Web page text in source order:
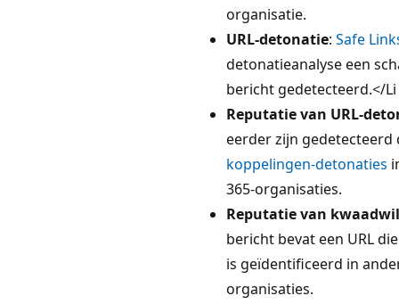
organisatie.
URL-detonatie: Safe
detonatieanalyse een
bericht gedetecteerd.</Li
Reputatie van URL-
eerder zijn
koppelingen-detonaties
365-organisaties.
Reputatie van
bericht bevat een URL
is geïdentificeerd in
organisaties.